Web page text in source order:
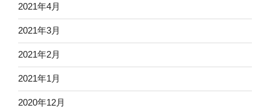
2021年4月
2021年3月
2021年2月
2021年1月
2020年12月